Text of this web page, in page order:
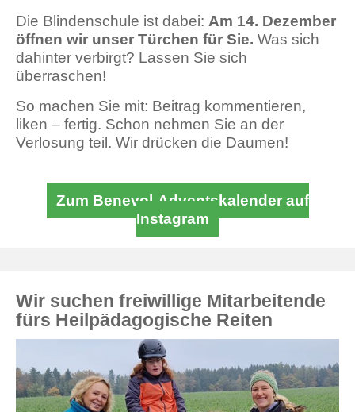
Die Blindenschule ist dabei: Am 14. Dezember
öffnen wir unser Türchen für Sie. Was sich
dahinter verbirgt? Lassen Sie sich
überraschen!
So machen Sie mit: Beitrag kommentieren,
liken – fertig. Schon nehmen Sie an der
Verlosung teil. Wir drücken die Daumen!
Zum Benevol-Adventskalender auf
Instagram
Wir suchen freiwillige Mitarbeitende
fürs Heilpädagogische Reiten